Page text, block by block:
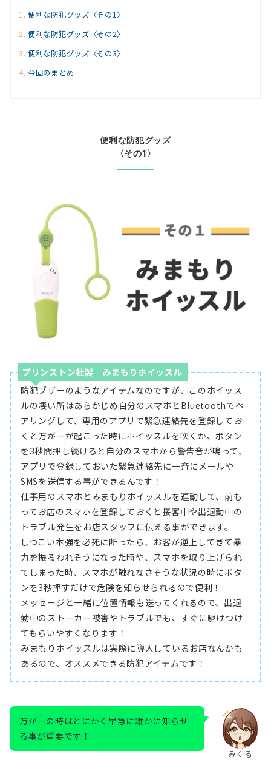
便利な防犯グッズ〈その1〉
便利な防犯グッズ〈その2〉
便利な防犯グッズ〈その3〉
今回のまとめ
便利な防犯グッズ
〈その1〉
プリンストン社製 みまもりホイッスル
防犯ブザーのようなアイテムなのですが、このホイッス
ルの凄い所はあらかじめ自分のスマホとBluetoothでペ
アリングして、専用のアプリで緊急連絡先を登録してお
くと万が一が起こった時にホイッスルを吹くか、ボタン
を3秒間押し続けると自分のスマホから警告音が鳴って、
アプリで登録しておいた緊急連絡先に一斉にメールや
SMSを送信する事ができるんです！
仕事用のスマホとみまもりホイッスルを連動して、前も
ってお店のスマホを登録しておくと接客中や出退勤中の
トラブル発生をお店スタッフに伝える事ができます。
しつこい本強を必死に断ったら、お客が逆上してきて暴
力を振るわれそうになった時や、スマホを取り上げられ
てしまった時、スマホが触れなさそうな状況の時にボタ
ンを3秒押すだけで危険を知らせられるので便利！
メッセージと一緒に位置情報も送ってくれるので、出退
勤中のストーカー被害やトラブルでも、すぐに駆けつけ
てもらいやすくなります！
みまもりホイッスルは実際に導入しているお店なんかも
あるので、オススメできる防犯アイテムです！
みくる
万が一の時はとにかく早急に誰かに知らせ
る事が重要です！